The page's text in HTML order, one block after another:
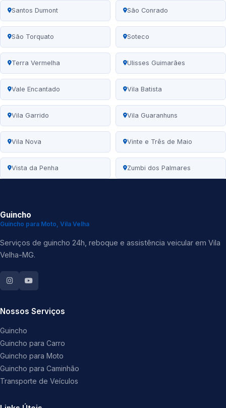
Santos Dumont São Conrado
São Torquato Soteco
Terra Vermelha Ulisses Guimarães
Vale Encantado Vila Batista
Vila Garrido Vila Guaranhuns
Vila Nova Vinte e Três de Maio
Vista da Penha Zumbi dos Palmares
Guincho
Guincho para Moto, Vila Velha
Serviços de guincho 24h, reboque e assistência veicular em Vila
Velha-MG.
Nossos Serviços
Guincho
Guincho para Carro
Guincho para Moto
Guincho para Caminhão
Transporte de Veículos